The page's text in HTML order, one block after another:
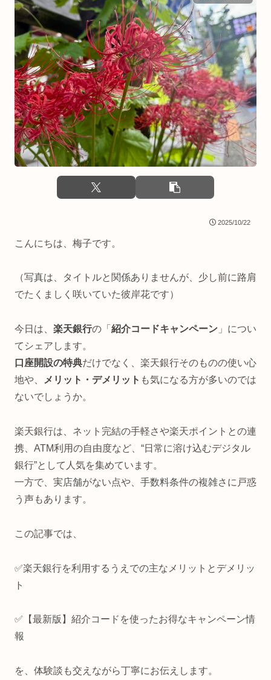
2025/10/22
こんにちは、梅子です。
（写真は、タイトルと関係ありませんが、少し前に路肩
でたくましく咲いていた彼岸花です）
今日は、 楽天銀行の「 紹介コードキャンペーン 」につい
てシェアします。
口座開設の特典だけでなく、楽天銀行そのものの使い心
地や、
メリット・デメリット も気になる方が多いのでは
ないでしょうか。
楽天銀行は、ネット完結の手軽さや楽天ポイントとの連
携、ATM利用の自由度など、“日常に溶け込むデジタル
銀行”として人気を集めています。
一方で、実店舗がない点や、手数料条件の複雑さに戸惑
う声もあります。
この記事では、
✅楽天銀行を利用するうえでの主なメリットとデメリッ
ト
✅【最新版】紹介コードを使ったお得なキャンペーン情
報
を、体験談も交えながら丁寧にお伝えします。